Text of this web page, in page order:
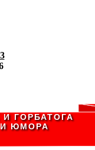
ГОРБАТОГА
И ЮМОРА